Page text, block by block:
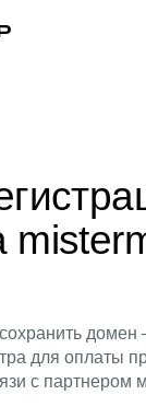
домен
для оплаты
с партнером